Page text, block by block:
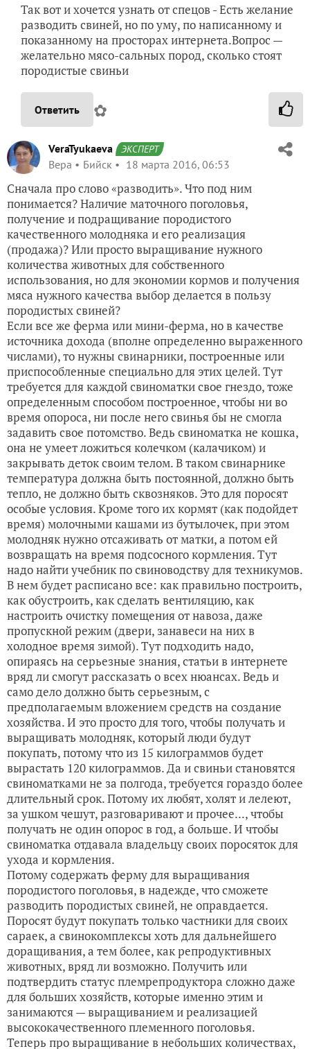
Так вот и хочется узнать от спецов - Есть желание
разводить свиней, но по уму, по написанному и
показанному на просторах интернета.Вопрос —
желательно мясо-сальных пород, сколько стоят
породистые свиньи
Ответить ✿
VeraTyukaeva ЭКСПЕРТ
Вера Бийск 18 марта 2016, 06:53
Сначала про слово «разводить». Что под ним
понимается? Наличие маточного поголовья,
получение и подращивание породистого
качественного молодняка и его реализация
(продажа)? Или просто выращивание нужного
количества животных для собственного
использования, но для экономии кормов и получения
мяса нужного качества выбор делается в пользу
породистых свиней?
Если все же ферма или мини-ферма, но в качестве
источника дохода (вполне определенно выраженного
числами), то нужны свинарники, построенные или
приспособленные специально для этих целей. Тут
требуется для каждой свиноматки свое гнездо, тоже
определенным способом построенное, чтобы ни во
время опороса, ни после него свинья бы не смогла
задавить свое потомство. Ведь свиноматка не кошка,
она не умеет ложиться колечком (калачиком) и
закрывать деток своим телом. В таком свинарнике
температура должна быть постоянной, должно быть
тепло, не должно быть сквозняков. Это для поросят
особые условия. Кроме того их кормят (как подойдет
время) молочными кашами из бутылочек, при этом
молодняк нужно отсаживать от матки, а потом ей
возвращать на время подсосного кормления. Тут
надо найти учебник по свиноводству для техникумов.
В нем будет расписано все: как правильно построить,
как обустроить, как сделать вентиляцию, как
настроить очистку помещения от навоза, даже
пропускной режим (двери, занавеси на них в
холодное время зимой). Тут подходить надо,
опираясь на серьезные знания, статьи в интернете
вряд ли смогут рассказать о всех нюансах. Ведь и
само дело должно быть серьезным, с
предполагаемым вложением средств на создание
хозяйства. И это просто для того, чтобы получать и
выращивать молодняк, который люди будут
покупать, потому что из 15 килограммов будет
вырастать 120 килограммов. Да и свиньи становятся
свиноматками не за полгода, требуется гораздо более
длительный срок. Потому их любят, холят и лелеют,
за ушком чешут, разговаривают и прочее..., чтобы
получать не один опорос в год, а больше. И чтобы
свиноматка отдавала владельцу своих поросяток для
ухода и кормления.
Потому содержать ферму для выращивания
породистого поголовья, в надежде, что сможете
разводить породистых свиней, не оправдается.
Поросят будут покупать только частники для своих
сараек, а свинокомплексы хоть для дальнейшего
доращивания, а тем более, как репродуктивных
животных, вряд ли возможно. Получить или
подтвердить статус племрепродуктора сложно даже
для больших хозяйств, которые именно этим и
занимаются — выращиванием и реализацией
высококачественного племенного поголовья.
Теперь про выращивание в небольших количествах,